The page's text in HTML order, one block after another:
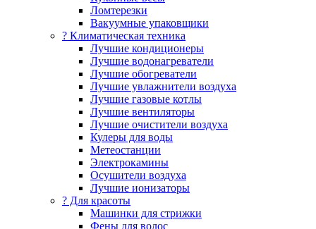
Ломтерезки
Вакуумные упаковщики
?️ Климатическая техника
Лучшие кондиционеры
Лучшие водонагреватели
Лучшие обогреватели
Лучшие увлажнители воздуха
Лучшие газовые котлы
Лучшие вентиляторы
Лучшие очистители воздуха
Кулеры для воды
Метеостанции
Электрокамины
Осушители воздуха
Лучшие ионизаторы
? Для красоты
Машинки для стрижки
Фены для волос